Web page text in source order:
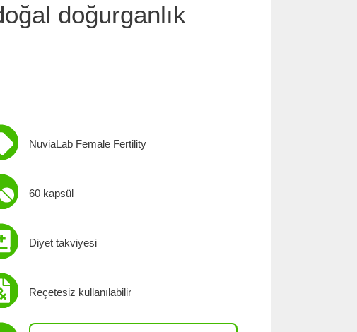
doğurganlık
NuviaLab Female Fertility
60 kapsül
Diyet takviyesi
Reçetesiz kullanılabilir